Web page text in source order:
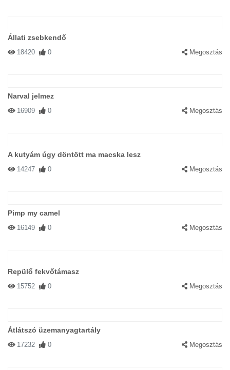
Állati zsebkendő
18420 0 Megosztás
Narval jelmez
16909 0 Megosztás
A kutyám úgy döntött ma macska lesz
14247 0 Megosztás
Pimp my camel
16149 0 Megosztás
Repülő fekvőtámasz
15752 0 Megosztás
Átlátszó üzemanyagtartály
17232 0 Megosztás